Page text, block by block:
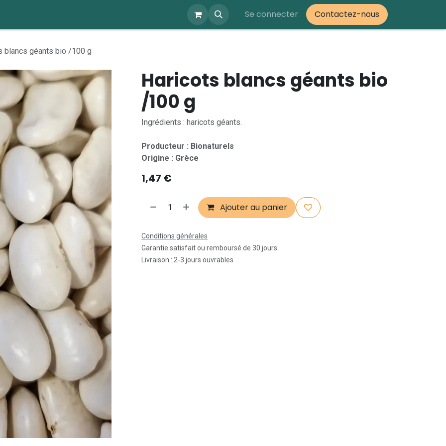
Se connecter Contactez-nous
blancs géants bio /100 g
Haricots blancs géants bio
/100 g
Ingrédients : haricots géants.
Producteur : Bionaturels
Origine : Grèce
1,47 €
Ajouter au panier
Conditions générales
Garantie satisfait ou remboursé de 30 jours
Livraison : 2-3 jours ouvrables